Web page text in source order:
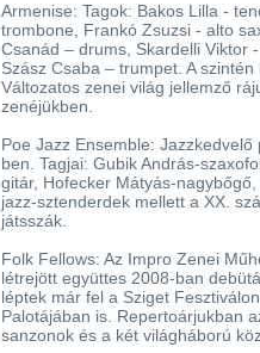
Armenise: Tagok: Bakos Lilla -
trombone, Frankó Zsuzsi - alto
Csanád – drums, Skardelli Viktor
Szász Csaba – trumpet. A
Változatos zenei világ jellemző
zenéjükben.
Poe Jazz Ensemble:
ben. Tagjai: Gubik András-
gitár, Hofecker Mátyás-
jazz-sztenderdek mellett a XX.
játsszák.
Folk Fellows: Az Impro Zenei
létrejött együttes 2008-ban
léptek már fel a Sziget
Palotájában is. Repertoárjukban
sanzonok és a két világháború